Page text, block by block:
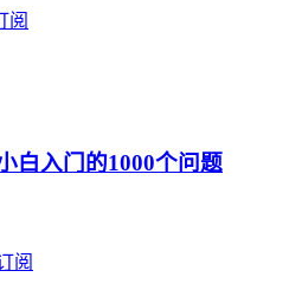
阅
白入门的1000个问题
阅